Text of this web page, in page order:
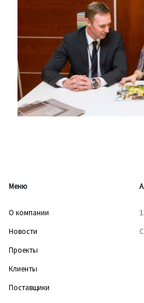
Меню
О компании
Новости
Проекты
Клиенты
Поставщики